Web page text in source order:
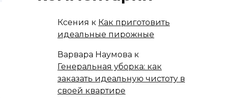
Ксения к Как приготовить
идеальные пирожные
Варвара Наумова к
Генеральная уборка: как
заказать идеальную чистоту в
своей квартире